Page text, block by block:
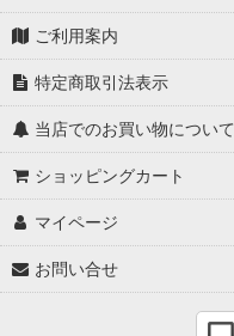
ご利用案内
特定商取引法表示
当店でのお買い物について
ショッピングカート
マイページ
お問い合せ